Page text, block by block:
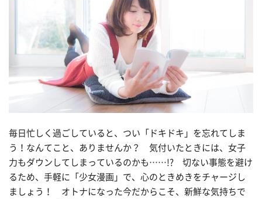
毎日忙しく過ごしていると、つい「ドキドキ」を忘れてしま
う！なんてこと、ありませんか？ 気付いたときには、女子
力もダウンしてしまっているのかも……!? 切ない事態を避け
るため、手軽に「少女漫画」で、心のときめきをチャージし
ましょう！ オトナになった今だからこそ、新鮮な気持ちで